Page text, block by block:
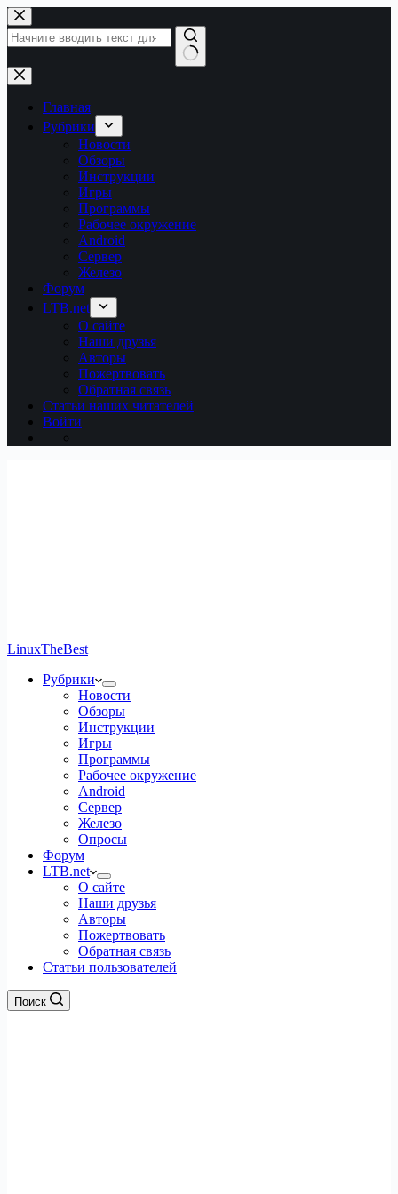
Перейти
к
сути
Ничего
не
найденоГлавная
Рубрики
Новости
Обзоры
Инструкции
Игры
Программы
Рабочее окружение
Android
Сервер
Железо
Форум
LTB.net
О сайте
Наши друзья
Авторы
Пожертвовать
Обратная связь
Статьи наших читателей
Войти
LinuxTheBest
Рубрики
Новости
Обзоры
Инструкции
Игры
Программы
Рабочее окружение
Android
Сервер
Железо
Опросы
Форум
LTB.net
О сайте
Наши друзья
Авторы
Пожертвовать
Обратная связь
Статьи пользователей
Поиск